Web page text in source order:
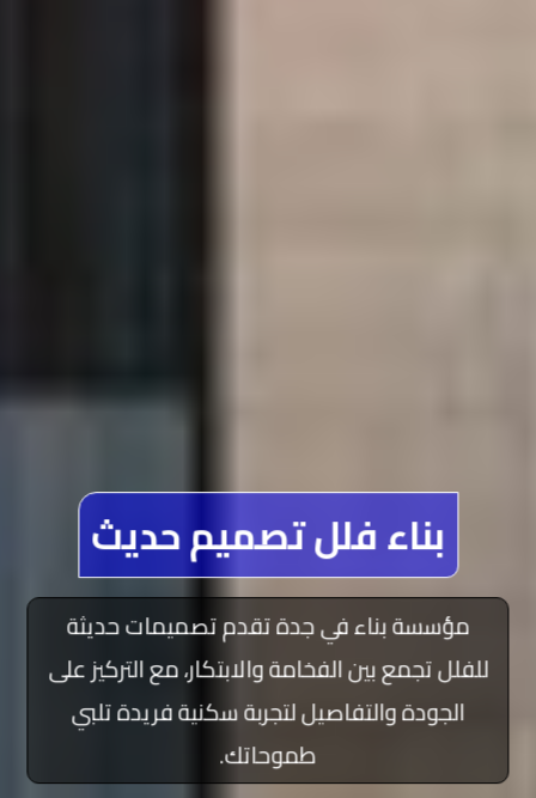
بناء فلل تصميم حديث
مؤسسة بناء في جدة تقدم تصميمات حديثة
للفلل تجمع بين الفخامة والابتكار، مع التركيز على
الجودة والتفاصيل لتجربة سكنية فريدة تلبي
طموحاتك.